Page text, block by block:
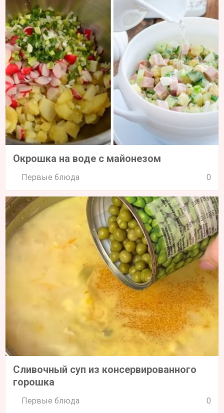
Окрошка на воде с майонезом
Первые блюда 0
Сливочный суп из консервированного
горошка
Первые блюда 0